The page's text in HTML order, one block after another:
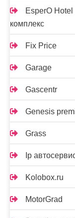
EsperO
комплекс
Fix Price
Garage
Gascentr
Genesis
Grass
Ip
Kolobox.ru
MotorGrad